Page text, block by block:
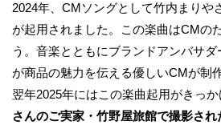
2024年、CMソングとして竹内まりや
が起用されました。この楽曲はCMの
う。音楽とともにブランドアンバサ
が商品の魅力を伝える優しいCMが制
翌年2025年にはこの楽曲起用がきっか
さんのご実家・竹野屋旅館で撮影さ